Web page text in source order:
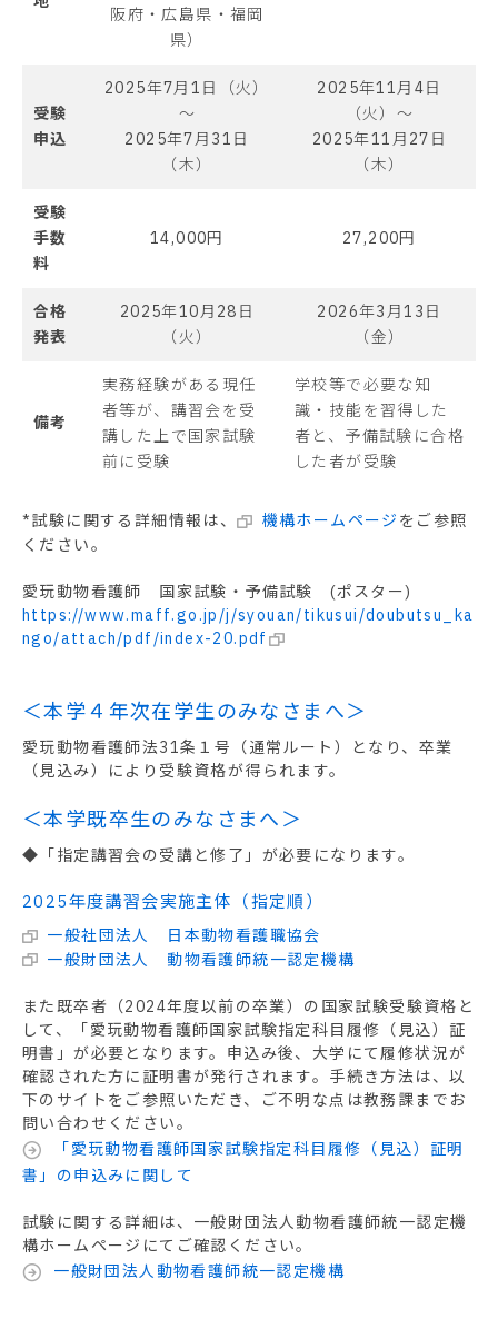
阪府・広島県・福岡
県）
受験
申込
2025年7月1日（火）
～
2025年7月31日
（木）
2025年11月4日
（火）～
2025年11月27日
（木）
受験
手数
料
14,000円 27,200円
合格
発表
2025年10月28日
（火）
2026年3月13日
（金）
備考
実務経験がある現任
者等が、講習会を受
講した上で国家試験
前に受験
学校等で必要な知
識・技能を習得した
者と、予備試験に合格
した者が受験
*試験に関する詳細情報は、 機構ホームページ をご参照
ください。
愛玩動物看護師 国家試験・予備試験 (ポスター)
https://www.maff.go.jp/j/syouan/tikusui/doubutsu_ka
ngo/attach/pdf/index-20.pdf
＜本学４年次在学生のみなさまへ＞
愛玩動物看護師法31条１号（通常ルート）となり、卒業
（見込み）により受験資格が得られます。
＜本学既卒生のみなさまへ＞
◆「指定講習会の受講と修了」が必要になります。
2025年度講習会実施主体（指定順）
一般社団法人 日本動物看護職協会
一般財団法人 動物看護師統一認定機構
また既卒者（2024年度以前の卒業）の国家試験受験資格と
して、「愛玩動物看護師国家試験指定科目履修（見込）証
明書」が必要となります。申込み後、大学にて履修状況が
確認された方に証明書が発行されます。手続き方法は、以
下のサイトをご参照いただき、ご不明な点は教務課までお
問い合わせください。
「愛玩動物看護師国家試験指定科目履修（見込）証明
書」の申込みに関して
試験に関する詳細は、一般財団法人動物看護師統一認定機
構ホームページにてご確認ください。
一般財団法人動物看護師統一認定機構